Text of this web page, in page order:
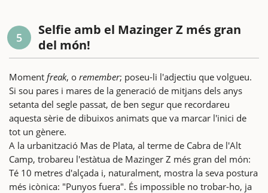
5
Selfie amb el Mazinger Z més gran
del món!
Moment freak, o remember; poseu-li l'adjectiu que volgueu.
Si sou pares i mares de la generació de mitjans dels anys
setanta del segle passat, de ben segur que recordareu
aquesta sèrie de dibuixos animats que va marcar l'inici de
tot un gènere.
A la urbanització Mas de Plata, al terme de Cabra de l'Alt
Camp, trobareu l'estàtua de Mazinger Z més gran del món:
Té 10 metres d'alçada i, naturalment, mostra la seva postura
més icònica: "Punyos fuera". És impossible no trobar-ho, ja